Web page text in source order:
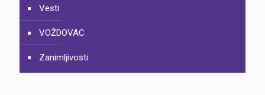
Vesti
VOŽDOVAC
Zanimljivosti